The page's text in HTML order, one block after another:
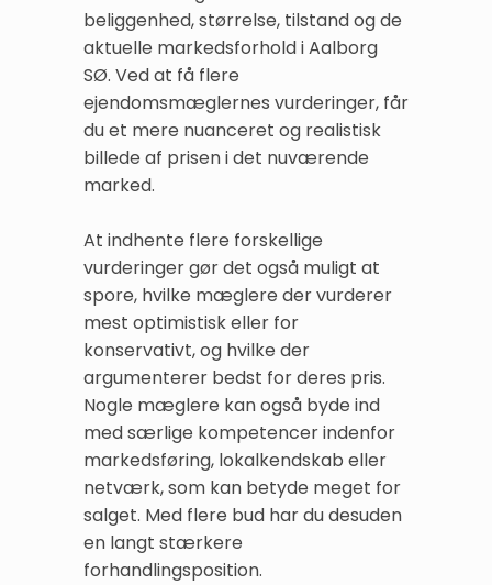
beliggenhed, størrelse, tilstand og de
aktuelle markedsforhold i Aalborg
SØ. Ved at få flere
ejendomsmæglernes vurderinger, får
du et mere nuanceret og realistisk
billede af prisen i det nuværende
marked.
At indhente flere forskellige
vurderinger gør det også muligt at
spore, hvilke mæglere der vurderer
mest optimistisk eller for
konservativt, og hvilke der
argumenterer bedst for deres pris.
Nogle mæglere kan også byde ind
med særlige kompetencer indenfor
markedsføring, lokalkendskab eller
netværk, som kan betyde meget for
salget. Med flere bud har du desuden
en langt stærkere
forhandlingsposition.